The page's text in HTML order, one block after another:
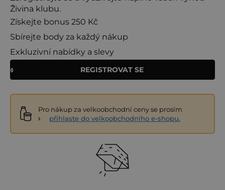
Živina klubu.
Získejte bonus 250 Kč
Sbírejte body za každý nákup
Exkluzivní nabídky a slevy
REGISTROVAT SE
Pro nákup za velkoobchodní ceny se prosím
přihlaste do velkoobchodního e-shopu.